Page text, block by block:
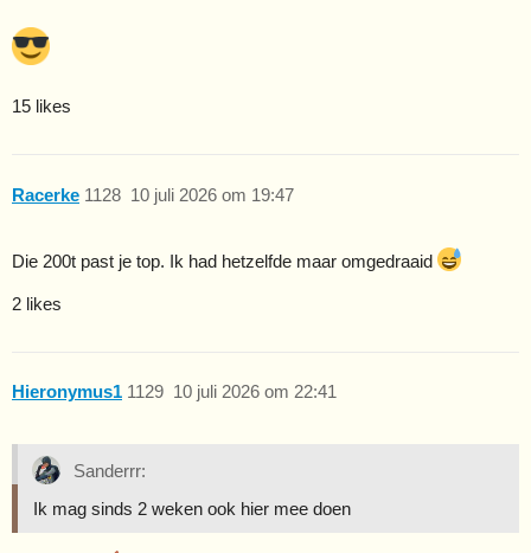
15 likes
Racerke 10 juli 2026 om 19:47
1128
Die 200t past je top. Ik had hetzelfde maar omgedraaid
2 likes
Hieronymus1 10 juli 2026 om 22:41
1129
Sanderrr:
Ik mag sinds 2 weken ook hier mee doen